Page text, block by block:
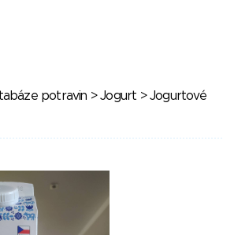
potravin >Jogurt > Jogurtové